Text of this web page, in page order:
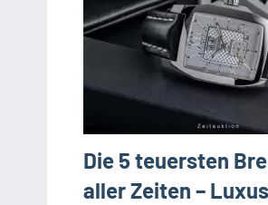
Die 5 teuersten
aller Zeiten –